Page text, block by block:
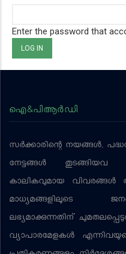
Enter the password that
ഐ&പിആര്‍ഡി
സര്‍ക്കാരിന്റെ നയങ്ങള്‍,
നേട്ടങ്ങള്‍ തുടങ്ങിയവ
കാലികവുമായ വിവരങ്ങള്‍
മാധ്യമങ്ങളിലൂടെ
ലഭ്യമാക്കുന്നതിന്
വ്യാപാരമേളകള്‍